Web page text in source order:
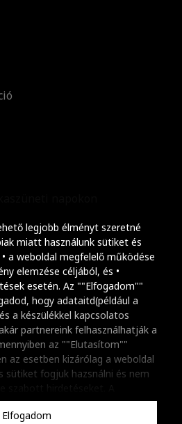
legjobb élményt szeretné
miatt használunk sütiket és
a weboldal megfelelő működése
elemzése céljából, és •
esetén. Az ""Elfogadom""
hogy adataitd(például a
a készülékkel kapcsolatos
partnereink felhasználhatják a
az ""Elutasítom""
az esetben kizárólag a weboldal
sütiket fogjuk hazsnálni és nem
a ""Beállítások
Tudj meg többet
Elfogadom
Szöveg méretének
Szóköz növelése
Szóköz csökkentése
Sortávolság
Sortávolság
Színek invertálása
Szürke